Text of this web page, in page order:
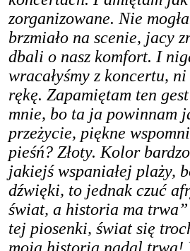
zorganizowane. Nie
brzmiało na scenie, jacy
dbali o nasz komfort. I
wracałyśmy z koncertu,
rękę. Zapamiętam ten
mnie, bo ta ja powinnam
przeżycie, piękne
pieśń? Złoty. Kolor
jakiejś wspaniałej plaży,
dźwięki, to jednak czuć
świat, a historia ma
tej piosenki, świat się